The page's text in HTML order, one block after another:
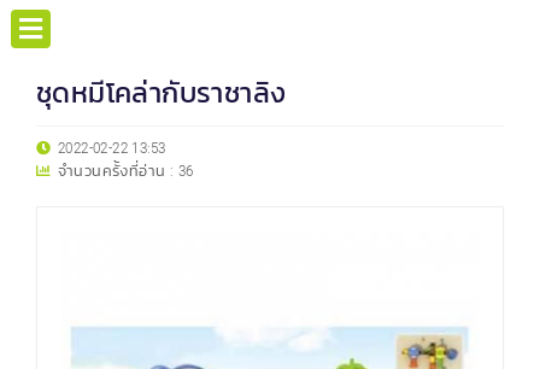
ชุดหมีโคล่ากับราชาลิง
2022-02-22 13:53
จำนวนครั้งที่อ่าน : 36